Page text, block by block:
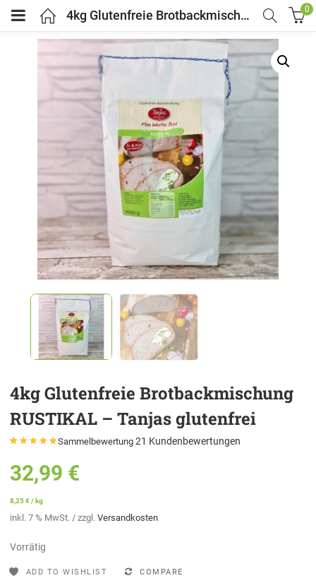
4kg Glutenfreie Brotbackmischung RUSTIKAL – Tanjas glutenfrei 0
4kg Glutenfreie Brotbackmischung
RUSTIKAL – Tanjas glutenfrei
basierend auf
Kundenbewertungen
Sammelbewertung 21 Kundenbewertungen
32,99 €
8,25€/ kg
inkl. 7 % MwSt. / zzgl.Versandkosten
Vorrätig
ADD TO WISHLIST COMPARE